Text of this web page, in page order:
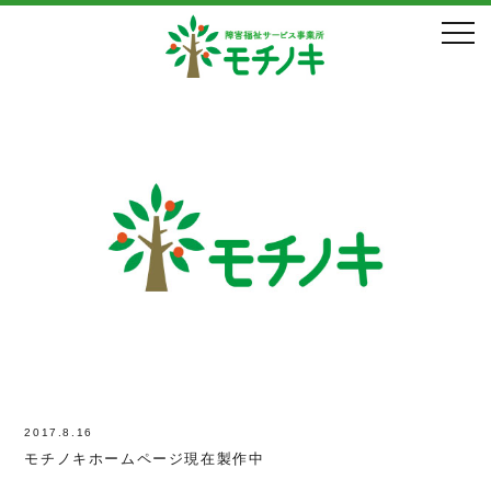
8月, 2017年
2017.8.16
モチノキホームページ現在製作中